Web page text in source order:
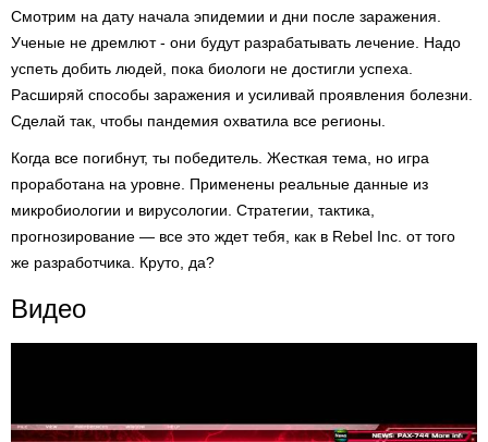
Смотрим на дату начала эпидемии и дни после заражения.
Ученые не дремлют - они будут разрабатывать лечение. Надо
успеть добить людей, пока биологи не достигли успеха.
Расширяй способы заражения и усиливай проявления болезни.
Сделай так, чтобы пандемия охватила все регионы.
Когда все погибнут, ты победитель. Жесткая тема, но игра
проработана на уровне. Применены реальные данные из
микробиологии и вирусологии. Стратегии, тактика,
прогнозирование — все это ждет тебя, как в Rebel Inc. от того
же разработчика. Круто, да?
Видео